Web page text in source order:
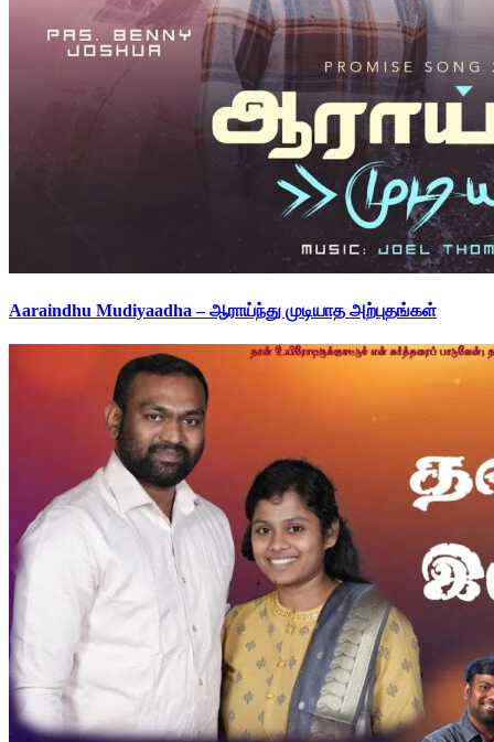
Aaraindhu Mudiyaadha – ஆராய்ந்து முடியாத அற்புதங்கள்